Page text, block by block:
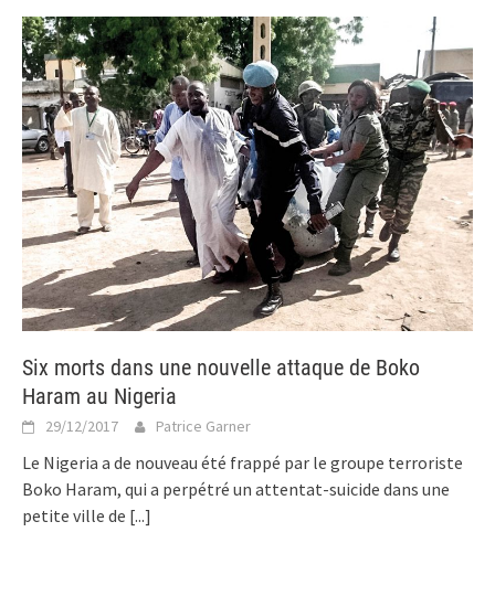
Six morts dans une nouvelle attaque de Boko
Haram au Nigeria
29/12/2017 Patrice Garner
Le Nigeria a de nouveau été frappé par le groupe terroriste
Boko Haram, qui a perpétré un attentat-suicide dans une
petite ville de [...]